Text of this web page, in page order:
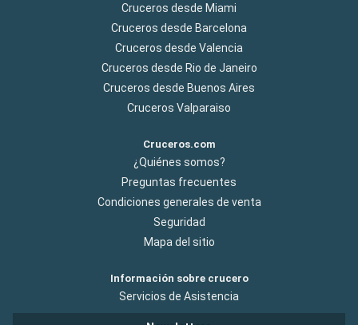
Cruceros desde Miami
Cruceros desde Barcelona
Cruceros desde Valencia
Cruceros desde Rio de Janeiro
Cruceros desde Buenos Aires
Cruceros Valparaiso
Cruceros.com
¿Quiénes somos?
Preguntas frecuentes
Condiciones generales de venta
Seguridad
Mapa del sitio
Información sobre crucero
Servicios de Asistencia